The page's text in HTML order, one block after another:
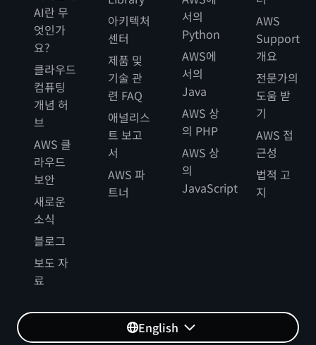
AI란 무
엇인가
요?
클라우드
컴퓨팅
개념 허
브
AWS 클
라우드
보안
새로운
소식
블로그
보도 자
료
아키텍처
센터
제품 및
기술 관
련 FAQ
애널리스
트 보고
서
AWS 파
트너
서의
Python
AWS에
서의
Java
AWS 상
의 PHP
AWS 상
의
JavaScript
AWS
Support
개요
전문가의
도움 받
기
AWS 접
근성
법적 고
지
English